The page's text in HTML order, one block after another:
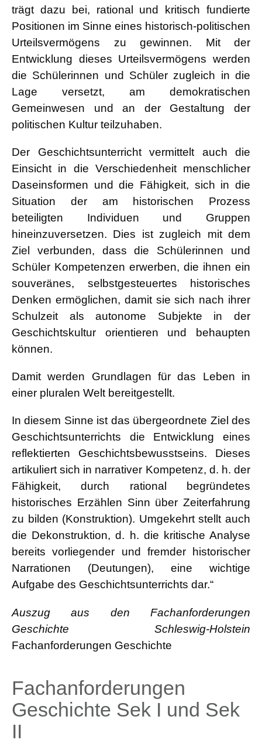
trägt dazu bei, rational und kritisch fundierte
Positionen im Sinne eines historisch-politischen
Urteilsvermögens zu gewinnen. Mit der
Entwicklung dieses Urteilsvermögens werden
die Schülerinnen und Schüler zugleich in die
Lage versetzt, am demokratischen
Gemeinwesen und an der Gestaltung der
politischen Kultur teilzuhaben.
Der Geschichtsunterricht vermittelt auch die
Einsicht in die Verschiedenheit menschlicher
Daseinsformen und die Fähigkeit, sich in die
Situation der am historischen Prozess
beteiligten Individuen und Gruppen
hineinzuversetzen. Dies ist zugleich mit dem
Ziel verbunden, dass die Schülerinnen und
Schüler Kompetenzen erwerben, die ihnen ein
souveränes, selbstgesteuertes historisches
Denken ermöglichen, damit sie sich nach ihrer
Schulzeit als autonome Subjekte in der
Geschichtskultur orientieren und behaupten
können.
Damit werden Grundlagen für das Leben in
einer pluralen Welt bereitgestellt.
In diesem Sinne ist das übergeordnete Ziel des
Geschichtsunterrichts die Entwicklung eines
reflektierten Geschichtsbewusstseins. Dieses
artikuliert sich in narrativer Kompetenz, d. h. der
Fähigkeit, durch rational begründetes
historisches Erzählen Sinn über Zeiterfahrung
zu bilden (Konstruktion). Umgekehrt stellt auch
die Dekonstruktion, d. h. die kritische Analyse
bereits vorliegender und fremder historischer
Narrationen (Deutungen), eine wichtige
Aufgabe des Geschichtsunterrichts dar.“
Auszug aus den Fachanforderungen
Geschichte Schleswig-Holstein
Fachanforderungen Geschichte
Fachanforderungen
Geschichte Sek I und Sek
II